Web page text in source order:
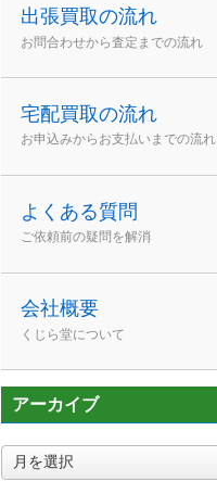
出張買取の流れ
お問合わせから査定までの流れ
宅配買取の流れ
お申込みからお支払いまでの流れ
よくある質問
ご依頼前の疑問を解消
会社概要
くじら堂について
アーカイブ
ア
ー